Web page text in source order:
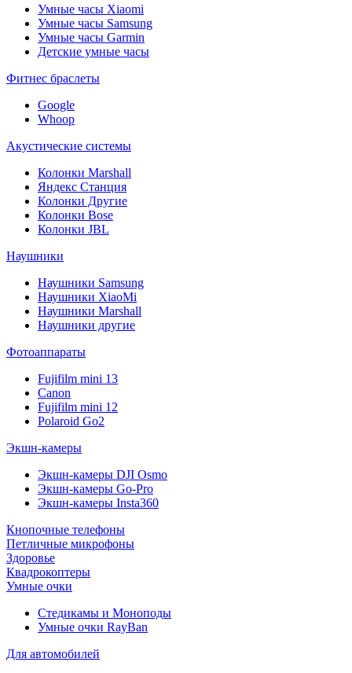
Умные часы Xiaomi
Умные часы Samsung
Умные часы Garmin
Детские умные часы
Фитнес браслеты
Google
Whoop
Акустические системы
Колонки Marshall
Яндекс Станция
Колонки Другие
Колонки Bose
Колонки JBL
Наушники
Наушники Samsung
Наушники XiaoMi
Наушники Marshall
Наушники другие
Фотоаппараты
Fujifilm mini 13
Canon
Fujifilm mini 12
Polaroid Go2
Экшн-камеры
Экшн-камеры DJI Osmo
Экшн-камеры Go-Pro
Экшн-камеры Insta360
Кнопочные телефоны
Петличные микрофоны
Здоровье
Квадрокоптеры
Умные очки
Стедикамы и Моноподы
Умные очки RayBan
Для автомобилей